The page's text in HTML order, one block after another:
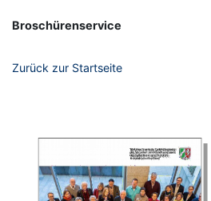
Broschürenservice
Zurück zur Startseite